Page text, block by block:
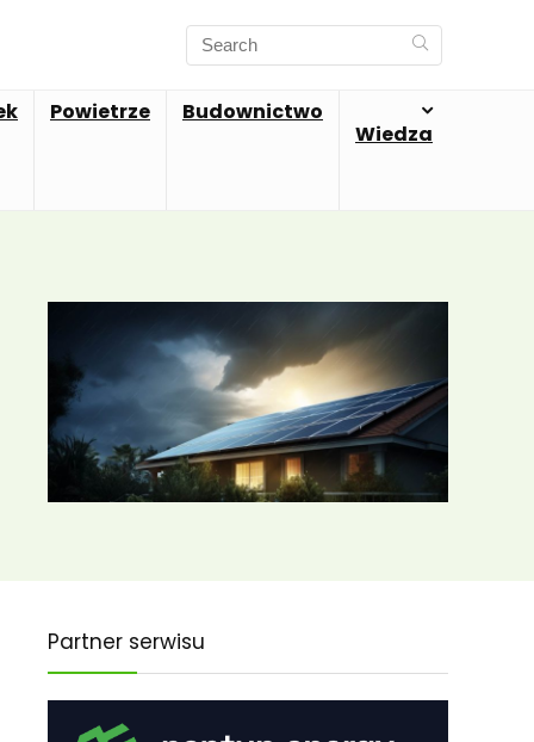
Powietrze
Budownictwo
Wiedza
Partner serwisu